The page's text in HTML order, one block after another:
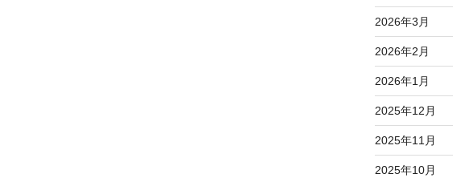
2026年3月
2026年2月
2026年1月
2025年12月
2025年11月
2025年10月